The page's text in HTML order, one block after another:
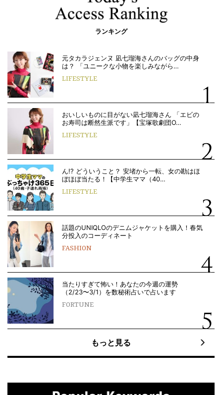
ランキング
元タカラジェンヌ 凪七瑠海さんのバッグの中身
は？ 「ユニークな小物を楽しみながら…
LIFESTYLE
おいしいものに目がない凪七瑠海さん 「エビの
お寿司は断然生派です」【宝塚歌劇団O…
LIFESTYLE
ん!? どういうこと？ 安堵から一転、女の勘はほ
ぼほぼ当たる！【中学生ママ（40…
LIFESTYLE
話題のUNIQLOのデニムジャケットを購入！春気
分投入のコーディネート
FASHION
当たりすぎて怖い！あなたの今週の運勢
（2/23〜3/1）を数秘術占いで占います
FORTUNE
もっと見る